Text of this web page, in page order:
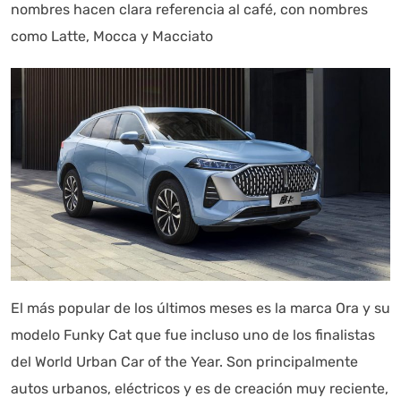
nombres hacen clara referencia al café, con nombres
como Latte, Mocca y Macciato
El más popular de los últimos meses es la marca Ora y su
modelo Funky Cat que fue incluso uno de los finalistas
del World Urban Car of the Year. Son principalmente
autos urbanos, eléctricos y es de creación muy reciente,